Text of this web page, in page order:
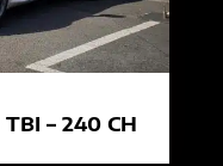
TBI – 240 CH